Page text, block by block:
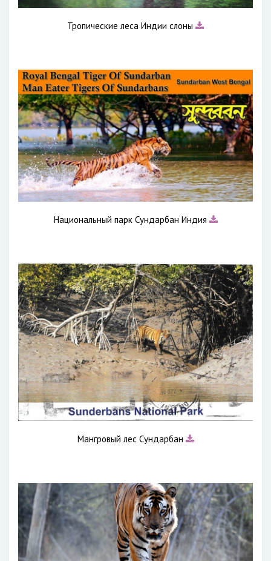
Тропические леса Индии слоны
Национальный парк Сундарбан Индия
Мангровый лес Сундарбан